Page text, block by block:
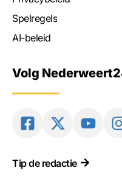
Spelregels
AI-beleid
Volg
Tip de redactie